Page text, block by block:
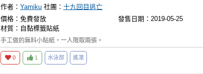
作者： Yamiku 社團： 十九回目逃亡
價格：免費發放
發售日期：2019-05-25
材質：自黏標籤貼紙
手工做的無料小貼紙，一人限取兩張。
0 1 水泳部 遙凜